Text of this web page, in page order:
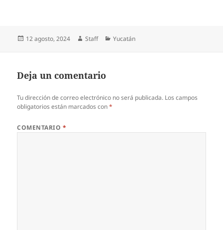
Publicado
12 agosto, 2024 Autor
Staff Categorías
Yucatán
Deja un comentario
Tu dirección de correo electrónico no será publicada. Los campos
obligatorios están marcados con*
COMENTARIO *